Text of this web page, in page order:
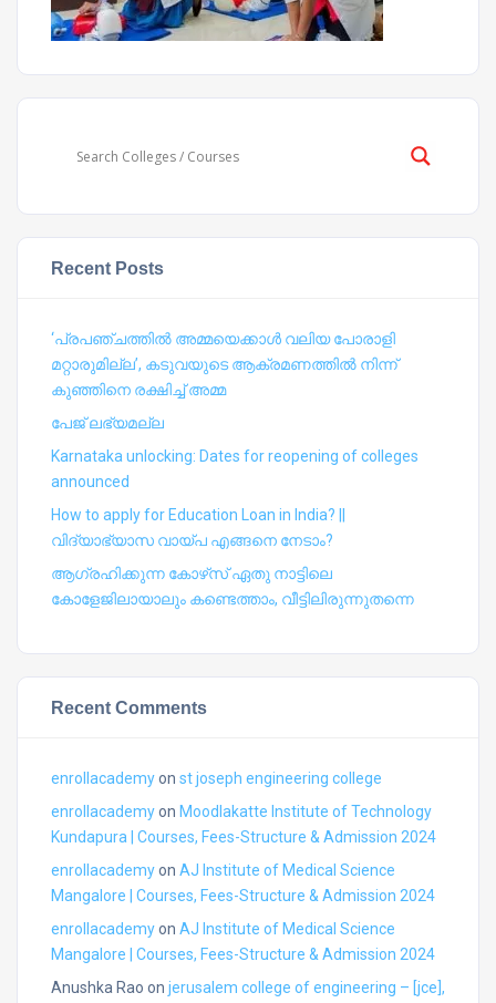
Recent Posts
‘പ്രപഞ്ചത്തില്‍ അമ്മയെക്കാള്‍ വലിയ പോരാളി
മറ്റാരുമില്ല’, കടുവയുടെ ആക്രമണത്തില്‍ നിന്ന്
കുഞ്ഞിനെ രക്ഷിച്ച് അമ്മ
പേജ് ലഭ്യമല്ല
Karnataka unlocking: Dates for reopening of colleges
announced
How to apply for Education Loan in India? ||
വിദ്യാഭ്യാസ വായ്പ എങ്ങനെ നേടാം?
ആഗ്രഹിക്കുന്ന കോഴ്‍സ് ഏതു നാട്ടിലെ
കോളേജിലായാലും കണ്ടെത്താം, വീട്ടിലിരുന്നുതന്നെ
Recent Comments
enrollacademyon st joseph engineering college
enrollacademyon Moodlakatte Institute of Technology
Kundapura | Courses, Fees-Structure & Admission 2024
enrollacademyon AJ Institute of Medical Science
Mangalore | Courses, Fees-Structure & Admission 2024
enrollacademyon AJ Institute of Medical Science
Mangalore | Courses, Fees-Structure & Admission 2024
Anushka Rao on jerusalem college of engineering – [jce],